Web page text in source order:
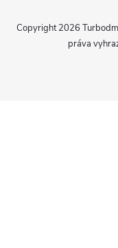
Copyright 2026
práva